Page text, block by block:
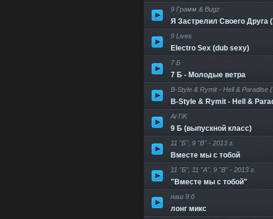
9 Грамм & Bugz
Я Застрелил Своего Друга
9 Lives
Electro Sex (dub sexy)
7 Б
7 Б - Молодые ветра
B-Style & Rymit - Hell & Paradise
B-Style & Rymit - Hell &
ArTiK
9 Б (выпускной класс)
11 "Б", 9 "В" - 2013 г.
Вместе мы с тобой
11 "Б", 11 "А", 9 "В" - 2013 г.
"Вместе мы с тобой"
наш 9 б
лонг микс